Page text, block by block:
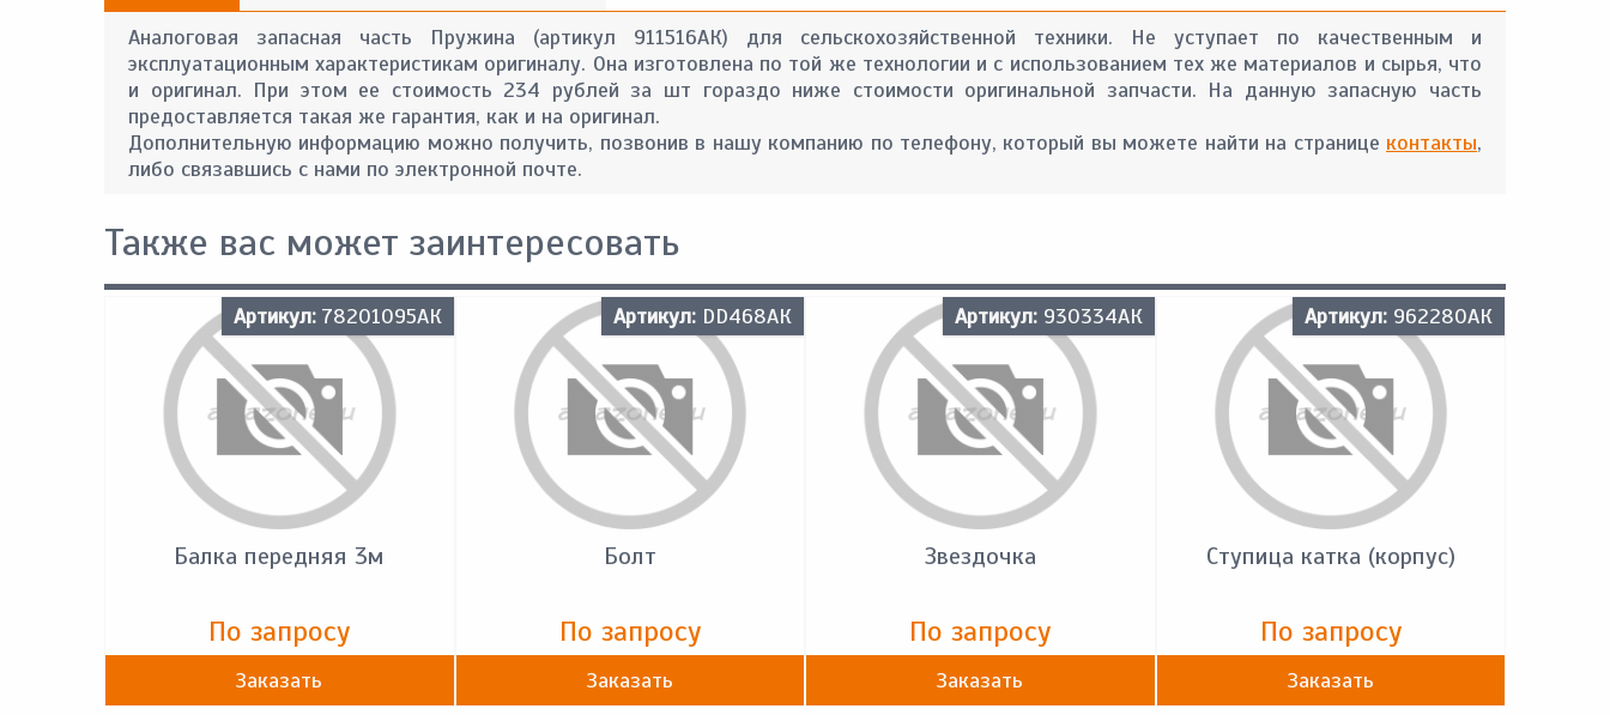
Аналоговая запасная часть Пружина (артикул 911516АК) для сельскохозяйственной техники. Не уступает по качественным и
эксплуатационным характеристикам оригиналу. Она изготовлена по той же технологии и с использованием тех же материалов и сырья, что
и оригинал. При этом ее стоимость 234 рублей за шт гораздо ниже стоимости оригинальной запчасти. На данную запасную часть
предоставляется такая же гарантия, как и на оригинал.
Дополнительную информацию можно получить, позвонив в нашу компанию по телефону, который вы можете найти на странице контакты,
либо связавшись с нами по электронной почте.
Также вас может заинтересовать
Артикул: 78201095АК
Балка передняя 3м
По запросу
Заказать
Артикул: DD468АК
Болт
По запросу
Заказать
Артикул: 930334АК
Звездочка
По запросу
Заказать
Артикул: 962280АК
Ступица катка (корпус)
По запросу
Заказать